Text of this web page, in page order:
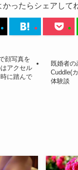
かったらシェアして
顔写真を
アクセル
に踏んで
既婚者の
Cuddle(
体験談